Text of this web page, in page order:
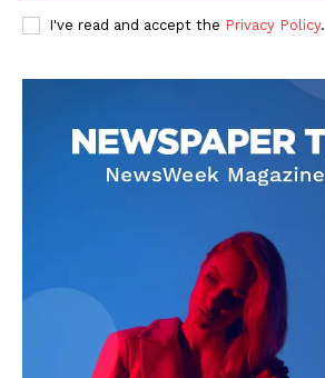
I've read and accept the Privacy Policy.